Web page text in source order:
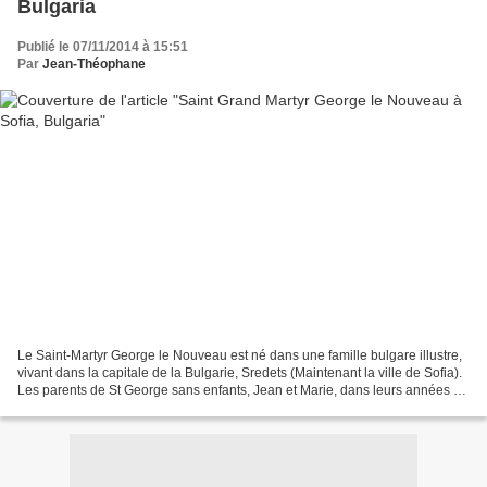
Bulgaria
Publié le 07/11/2014 à 15:51
Par Jean-Théophane
Le Saint-Martyr George le Nouveau est né dans une famille bulgare illustre,
vivant dans la capitale de la Bulgarie, Sredets (Maintenant la ville de Sofia).
Les parents de St George sans enfants, Jean et Marie, dans leurs années de